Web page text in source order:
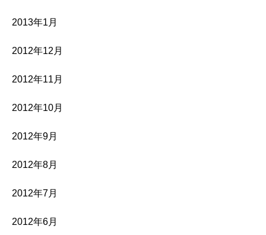
2013年1月
2012年12月
2012年11月
2012年10月
2012年9月
2012年8月
2012年7月
2012年6月